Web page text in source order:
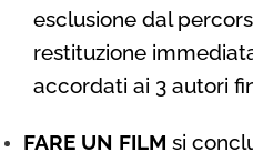
esclusione dal
restituzione
accordati ai 3 autori
FARE UN FILM si